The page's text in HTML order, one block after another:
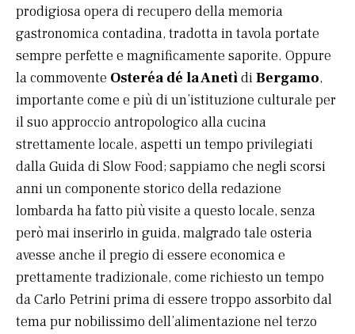
prodigiosa opera di recupero della memoria
gastronomica contadina, tradotta in tavola portate
sempre perfette e magnificamente saporite. Oppure
la commovente Osteréa dé la AnetìdiBergamo,
importante come e più di un’istituzione culturale per
il suo approccio antropologico alla cucina
strettamente locale, aspetti un tempo privilegiati
dalla Guida di Slow Food; sappiamo che negli scorsi
anni un componente storico della redazione
lombarda ha fatto più visite a questo locale, senza
però mai inserirlo in guida, malgrado tale osteria
avesse anche il pregio di essere economica e
prettamente tradizionale, come richiesto un tempo
da Carlo Petrini prima di essere troppo assorbito dal
tema pur nobilissimo dell’alimentazione nel terzo